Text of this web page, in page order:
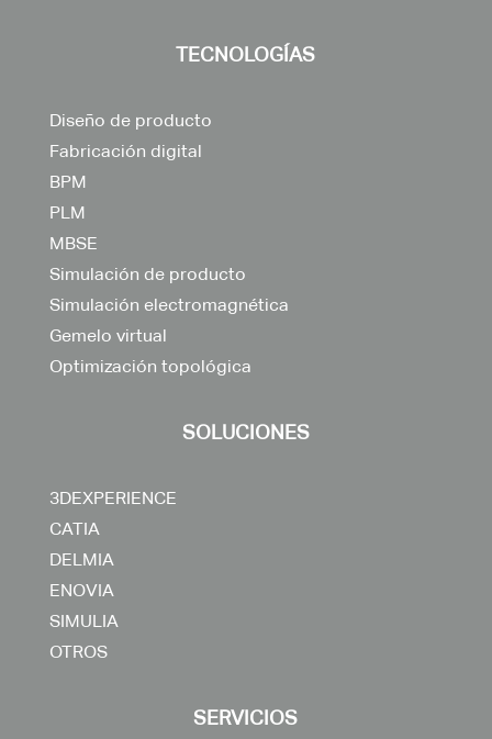
TECNOLOGÍAS
Diseño de producto
Fabricación digital
BPM
PLM
MBSE
Simulación de producto
Simulación electromagnética
Gemelo virtual
Optimización topológica
SOLUCIONES
3DEXPERIENCE
CATIA
DELMIA
ENOVIA
SIMULIA
OTROS
SERVICIOS